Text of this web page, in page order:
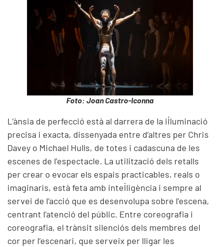
Foto: Joan Castro-Iconna
L’ànsia de perfecció està al darrera de la il·luminació
precisa i exacta, dissenyada entre d’altres per Chris
Davey o Michael Hulls, de totes i cadascuna de les
escenes de l’espectacle. La utilització dels retalls
per crear o evocar els espais practicables, reals o
imaginaris, està feta amb intel·ligència i sempre al
servei de l’acció que es desenvolupa sobre l’escena,
centrant l’atenció del públic. Entre coreografia i
coreografia, el trànsit silenciós dels membres del
cor per l’escenari, que serveix per lligar les